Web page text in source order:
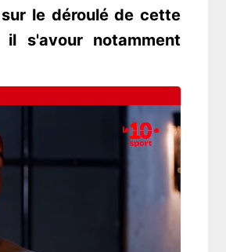
le déroulé de cette
s'avour notamment